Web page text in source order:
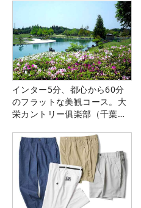
インター5分、都心から60分
のフラットな美観コース。大
栄カントリー俱楽部（千葉